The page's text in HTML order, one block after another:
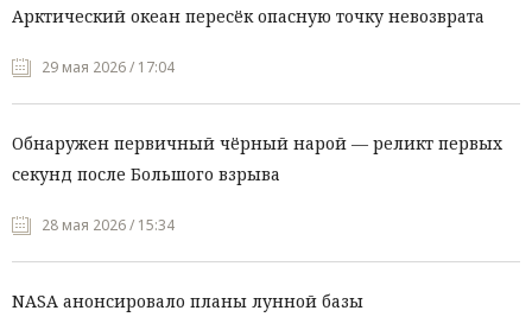
Арктический океан пересёк опасную точку невозврата
29 мая 2026 / 17:04
Обнаружен первичный чёрный нарой — реликт первых
секунд после Большого взрыва
28 мая 2026 / 15:34
NASA анонсировало планы лунной базы